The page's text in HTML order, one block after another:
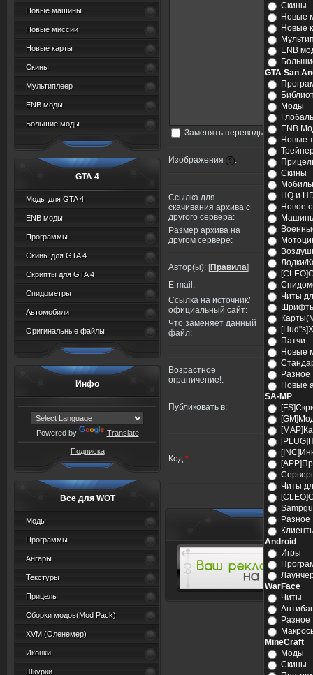
Новые машины
Новые миссии
Новые карты
Скины
Мультиплеер
ENB моды
Большие моды
GTA 4
Моды для GTA 4
ENB моды
Программы
Скины для GTA 4
Скрипты для GTA 4
Спидометры
Автомобили
Оригинальные файлы
Инфо
Powered by Translate
Подписка
Все для WOT
Моды
Программы
Ангары
Текстуры
Прицелы
Сборки модов(Mod Pack)
XVM (Oленемер)
Иконки
Шкурки
Скины
Новые
Новые
ENB
GTA San
Моды
ENB
Новые
Скины
HQ и
Новое
Лодки/
Читы
Патчи
Новые
Разное
Новые
SA-MP
Читы
Разное
Android
Игры
WarFace
Читы
Разное
MineCraft
Моды
Скины
Заменять переводы строк
Изображения ? :
Ссылка для
скачивания архива с
другого сервера:
Размер архива на
другом сервере:
Автор(ы): [Правила]
E-mail:
Ссылка на источник/
официальный сайт:
Что заменяет данный
файл:
Возрастное
ограничение!:
Публиковать в:
Код *: